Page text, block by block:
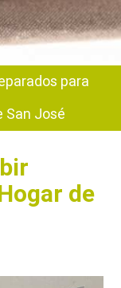
para
San José
de